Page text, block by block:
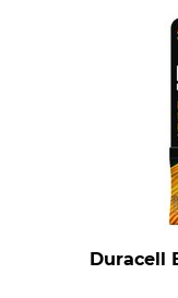
Duracell